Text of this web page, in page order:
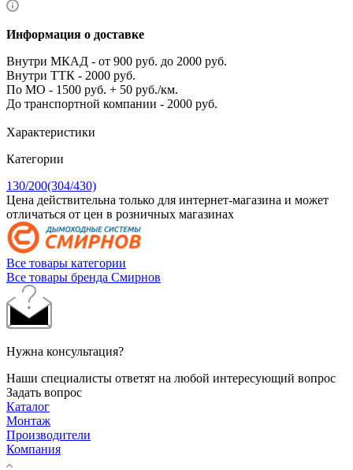
Информация о доставке
Внутри МКАД - от 900 руб. до 2000 руб.
Внутри ТТК - 2000 руб.
По МО - 1500 руб. + 50 руб./км.
До транспортной компании - 2000 руб.
Характеристики
Категории
130/200(304/430)
Цена действительна только для интернет-магазина и может
отличаться от цен в розничных магазинах
Все товары категории
Все товары бренда Смирнов
Нужна консультация?
Наши специалисты ответят на любой интересующий вопрос
Задать вопрос
Каталог
Монтаж
Производители
Компания